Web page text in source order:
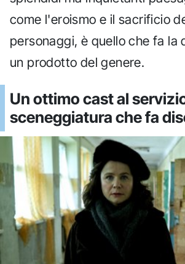
come l'eroismo e il sacrificio
personaggi, è quello che fa la
un prodotto del genere.
Un ottimo cast al
sceneggiatura che fa